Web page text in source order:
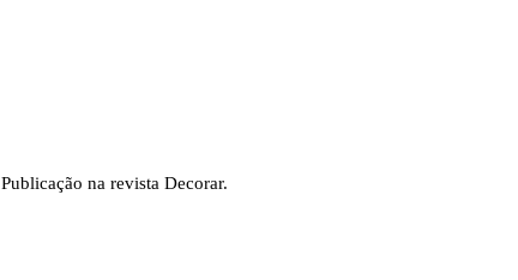
Publicação na revista Decorar.